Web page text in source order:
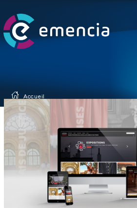
Accueil